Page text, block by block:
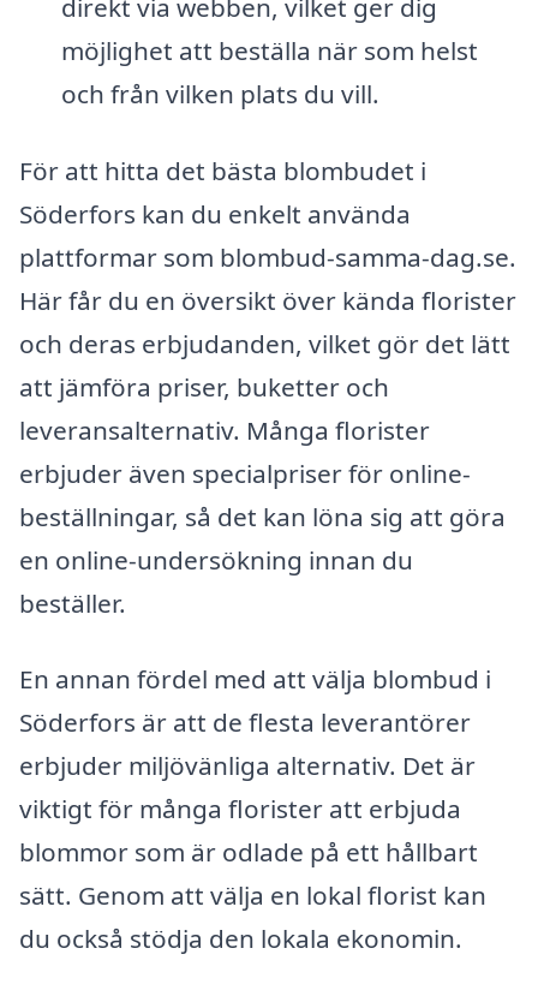
direkt via webben, vilket ger dig
möjlighet att beställa när som helst
och från vilken plats du vill.
För att hitta det bästa blombudet i
Söderfors kan du enkelt använda
plattformar som blombud-samma-dag.se.
Här får du en översikt över kända florister
och deras erbjudanden, vilket gör det lätt
att jämföra priser, buketter och
leveransalternativ. Många florister
erbjuder även specialpriser för online-
beställningar, så det kan löna sig att göra
en online-undersökning innan du
beställer.
En annan fördel med att välja blombud i
Söderfors är att de flesta leverantörer
erbjuder miljövänliga alternativ. Det är
viktigt för många florister att erbjuda
blommor som är odlade på ett hållbart
sätt. Genom att välja en lokal florist kan
du också stödja den lokala ekonomin.